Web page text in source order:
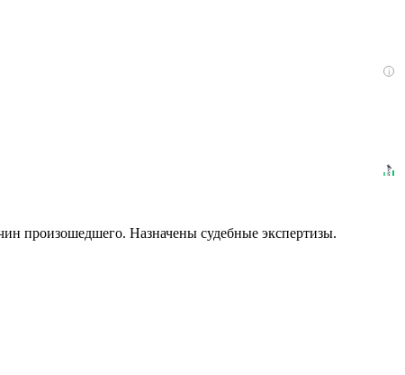
i
произошедшего. Назначены судебные экспертизы.